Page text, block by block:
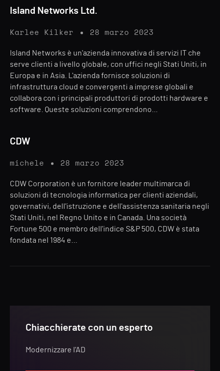
Chiacchierate con un esperto
Modernizzare l'AD
Island Networks Ltd.
Karlee Kilker 28 marzo 2023
Island Networks è un'azienda innovativa di servizi IT che
serve clienti a livello globale, con uffici negli Stati Uniti, in
Europa e in Asia. L'azienda fornisce soluzioni di
infrastruttura cloud e convergenti a imprese globali e
collabora con i principali produttori di prodotti hardware e
software. Queste soluzioni comprendono...
CDW
michele 28 marzo 2023
CDW Corporation è un fornitore leader multimarca di
soluzioni di tecnologia informatica per clienti aziendali,
governativi, dell'istruzione e dell'assistenza sanitaria negli
Stati Uniti, nel Regno Unito e in Canada. Una società
Fortune 500 e membro dell'indice S&P 500, CDW è stata
fondata nel 1984 e…